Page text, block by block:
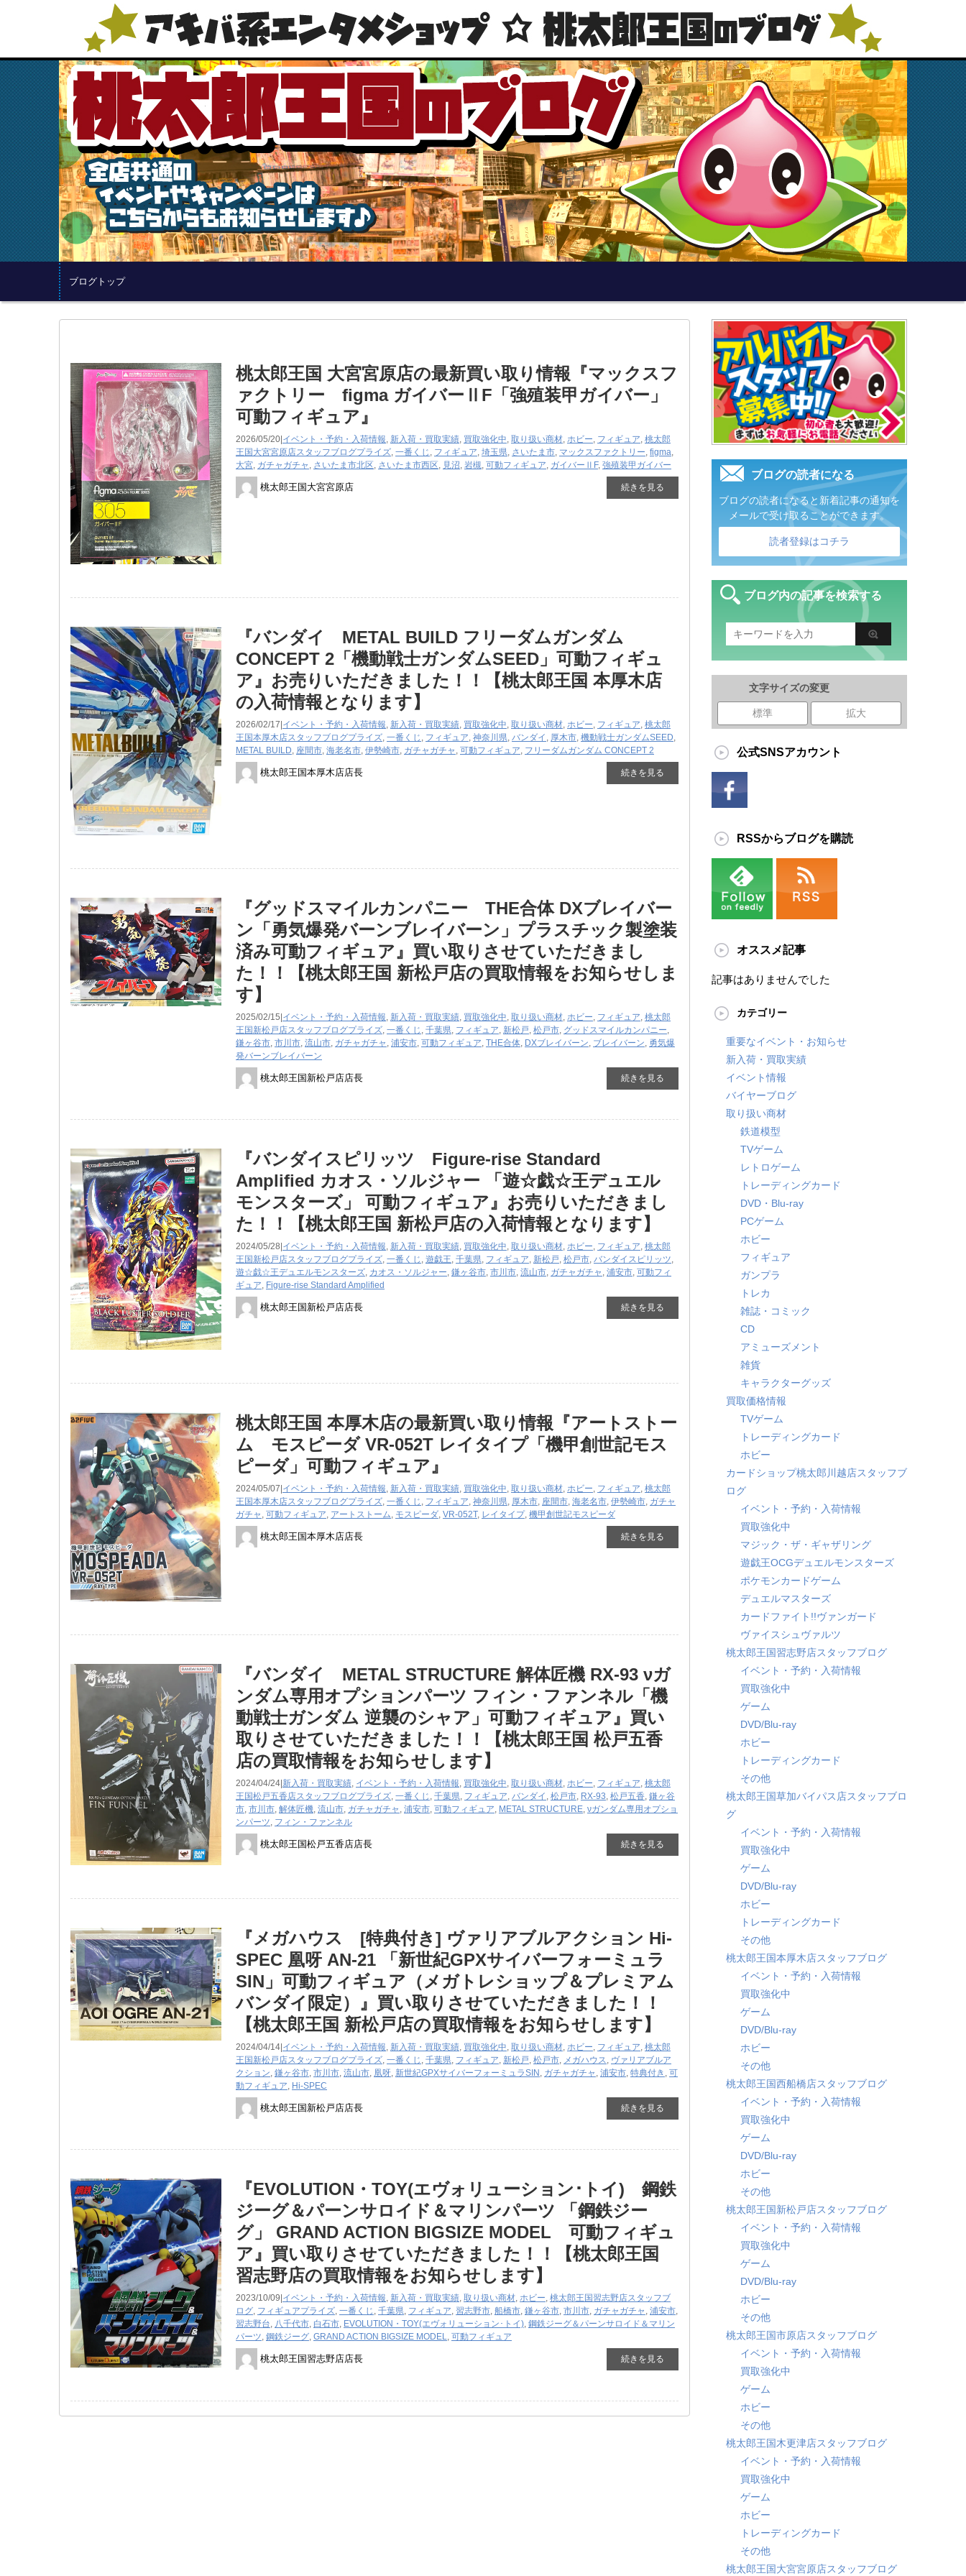
ブログトップ
桃太郎王国 大宮宮原店の最新買い取り情報『マックスフ
ァクトリー figma ガイバーⅡF「強殖装甲ガイバー」
可動フィギュア』
2026/05/20| イベント・予約・入荷情報, 新入荷・買取実績, 買取強化中, 取り扱い商材, ホビー, フィギュア, 桃太郎
王国大宮宮原店スタッフブログプライズ, 一番くじ , フィギュア, 埼玉県, さいたま市, マックスファクトリー, figma,
大宮, ガチャガチャ , さいたま市北区, さいたま市西区, 見沼, 岩槻, 可動フィギュア, ガイバーⅡF, 強殖装甲ガイバー
桃太郎王国大宮宮原店 続きを見る
『バンダイ METAL BUILD フリーダムガンダム
CONCEPT 2「機動戦士ガンダムSEED」可動フィギュ
ア』お売りいただきました！！【桃太郎王国 本厚木店
の入荷情報となります】
2026/02/17| イベント・予約・入荷情報, 新入荷・買取実績, 買取強化中, 取り扱い商材, ホビー, フィギュア, 桃太郎
王国本厚木店スタッフブログプライズ, 一番くじ , フィギュア, 神奈川県, バンダイ , 厚木市, 機動戦士ガンダムSEED,
METAL BUILD, 座間市, 海老名市, 伊勢崎市, ガチャガチャ , 可動フィギュア, フリーダムガンダム CONCEPT 2
桃太郎王国本厚木店店長 続きを見る
『グッドスマイルカンパニー THE合体 DXブレイバー
ン「勇気爆発バーンブレイバーン」プラスチック製塗装
済み可動フィギュア』買い取りさせていただきまし
た！！【桃太郎王国 新松戸店の買取情報をお知らせしま
す】
2025/02/15|イベント・予約・入荷情報 新入荷・買取実績 買取強化中 取り扱い商材 ホビー フィギュア 桃太郎
王国新松戸店スタッフブログプライズ 一番くじ 千葉県 フィギュア 新松戸 松戸市 グッドスマイルカンパニー
鎌ヶ谷市 市川市 流山市 ガチャガチャ 浦安市 可動フィギュア THE合体 DXブレイバーン ブレイバーン 勇気爆
発バーンブレイバーン
桃太郎王国新松戸店店長 続きを見る
『バンダイスピリッツ Figure-rise ​Standard ​
Amplified ​カオス・ソルジャー ​「遊☆戯☆王デュエル
モンスターズ」 可動フィギュア』お売りいただきまし
た！！【桃太郎王国 新松戸店の入荷情報となります】
2024/05/28|イベント・予約・入荷情報 新入荷・買取実績 買取強化中 取り扱い商材 ホビー フィギュア 桃太郎
王国新松戸店スタッフブログプライズ 一番くじ 遊戯王 千葉県 フィギュア 新松戸 松戸市 バンダイスピリッツ
遊☆戯☆王デュエルモンスターズ カオス・ソルジャー 鎌ヶ谷市 市川市 流山市 ガチャガチャ 浦安市 可動フィ
ギュア Figure-rise ​Standard ​Amplified
桃太郎王国新松戸店店長 続きを見る
桃太郎王国 本厚木店の最新買い取り情報『アートストー
ム モスピーダ VR-052T レイタイプ「機甲創世記モス
ピーダ」可動フィギュア』
2024/05/07|イベント・予約・入荷情報 新入荷・買取実績 買取強化中 取り扱い商材 ホビー フィギュア 桃太郎
王国本厚木店スタッフブログプライズ 一番くじ フィギュア 神奈川県 厚木市 座間市 海老名市 伊勢崎市 ガチャ
ガチャ 可動フィギュア アートストーム モスピーダ VR-052T, レイタイプ, 機甲創世記モスピーダ
桃太郎王国本厚木店店長 続きを見る
『バンダイ METAL STRUCTURE 解体匠機 RX-93 νガ
ンダム専用オプションパーツ フィン・ファンネル「機
動戦士ガンダム 逆襲のシャア」可動フィギュア』買い
取りさせていただきました！！【桃太郎王国 松戸五香
店の買取情報をお知らせします】
2024/04/24|新入荷・買取実績 イベント・予約・入荷情報 買取強化中 取り扱い商材 ホビー フィギュア 桃太郎
王国松戸五香店スタッフブログプライズ 一番くじ 千葉県 フィギュア バンダイ 松戸市 RX-93 松戸五香 鎌ヶ谷
市 市川市 解体匠機 流山市 ガチャガチャ 浦安市 可動フィギュア METAL STRUCTURE νガンダム専用オプショ
ンパーツ フィン・ファンネル
桃太郎王国松戸五香店店長 続きを見る
『メガハウス [特典付き] ​ヴァリアブルアクション ​Hi-
SPEC ​凰呀 ​AN-21 ​「新世紀GPXサイバーフォーミュラ
SIN」可動フィギュア（メガトレショップ＆プレミアム
バンダイ限定）』買い取りさせていただきました！！
【桃太郎王国 新松戸店の買取情報をお知らせします】
2024/04/14|イベント・予約・入荷情報 新入荷・買取実績 買取強化中 取り扱い商材 ホビー フィギュア 桃太郎
王国新松戸店スタッフブログプライズ 一番くじ 千葉県 フィギュア 新松戸 松戸市 メガハウス
ヴァリアブルア
クション 鎌ヶ谷市 市川市 流山市 凰呀 新世紀GPXサイバーフォーミュラSIN ガチャガチャ 浦安市 特典付き 可
動フィギュア Hi-SPEC
桃太郎王国新松戸店店長 続きを見る
『EVOLUTION・TOY(エヴォリューション･トイ) 鋼鉄
ジーグ＆パーンサロイド＆マリンパーツ ​「鋼鉄ジー
グ」 ​GRAND ​ACTION ​BIGSIZE ​MODEL 可動フィギュ
ア』買い取りさせていただきました！！【桃太郎王国
習志野店の買取情報をお知らせします】
2023/10/09|イベント・予約・入荷情報 新入荷・買取実績 取り扱い商材 ホビー 桃太郎王国習志野店スタッフブ
ログ フィギュアプライズ 一番くじ 千葉県 フィギュア 習志野市 船橋市 鎌ヶ谷市 市川市 ガチャガチャ 浦安市
習志野台
八千代市 白石市 EVOLUTION・TOY(エヴォリューション･トイ) 鋼鉄ジーグ＆パーンサロイド＆マリン
パーツ 鋼鉄ジーグ GRAND ​ACTION ​BIGSIZE ​MODEL 可動フィギュア
桃太郎王国習志野店店長 続きを見る
ブログの読者になる
ブログの読者になると新着記事の通知を
メールで受け取ることができます。
読者登録はコチラ
ブログ内の記事を検索する
文字サイズの変更
標準 拡大
公式SNSアカウント
RSSからブログを購読
オススメ記事
記事はありませんでした
カテゴリー
重要なイベント・お知らせ
新入荷・買取実績
イベント情報
バイヤーブログ
取り扱い商材
鉄道模型
TVゲーム
レトロゲーム
トレーディングカード
DVD・Blu-ray
PCゲーム
ホビー
フィギュア
ガンプラ
トレカ
雑誌・コミック
CD
アミューズメント
雑貨
キャラクターグッズ
買取価格情報
TVゲーム
トレーディングカード
ホビー
カードショップ桃太郎川越店スタッフブ
ログ
イベント・予約・入荷情報
買取強化中
マジック・ザ・ギャザリング
遊戯王OCGデュエルモンスターズ
ポケモンカードゲーム
デュエルマスターズ
カードファイト!!ヴァンガード
ヴァイスシュヴァルツ
桃太郎王国習志野店スタッフブログ
イベント・予約・入荷情報
買取強化中
ゲーム
DVD/Blu-ray
ホビー
トレーディングカード
その他
桃太郎王国草加バイパス店スタッフブロ
グ
イベント・予約・入荷情報
買取強化中
ゲーム
DVD/Blu-ray
ホビー
トレーディングカード
その他
桃太郎王国本厚木店スタッフブログ
イベント・予約・入荷情報
買取強化中
ゲーム
DVD/Blu-ray
ホビー
その他
桃太郎王国西船橋店スタッフブログ
イベント・予約・入荷情報
買取強化中
ゲーム
DVD/Blu-ray
ホビー
その他
桃太郎王国新松戸店スタッフブログ
イベント・予約・入荷情報
買取強化中
ゲーム
DVD/Blu-ray
ホビー
その他
桃太郎王国市原店スタッフブログ
イベント・予約・入荷情報
買取強化中
ゲーム
ホビー
その他
桃太郎王国木更津店スタッフブログ
イベント・予約・入荷情報
買取強化中
ゲーム
ホビー
トレーディングカード
その他
桃太郎王国大宮宮原店スタッフブログ